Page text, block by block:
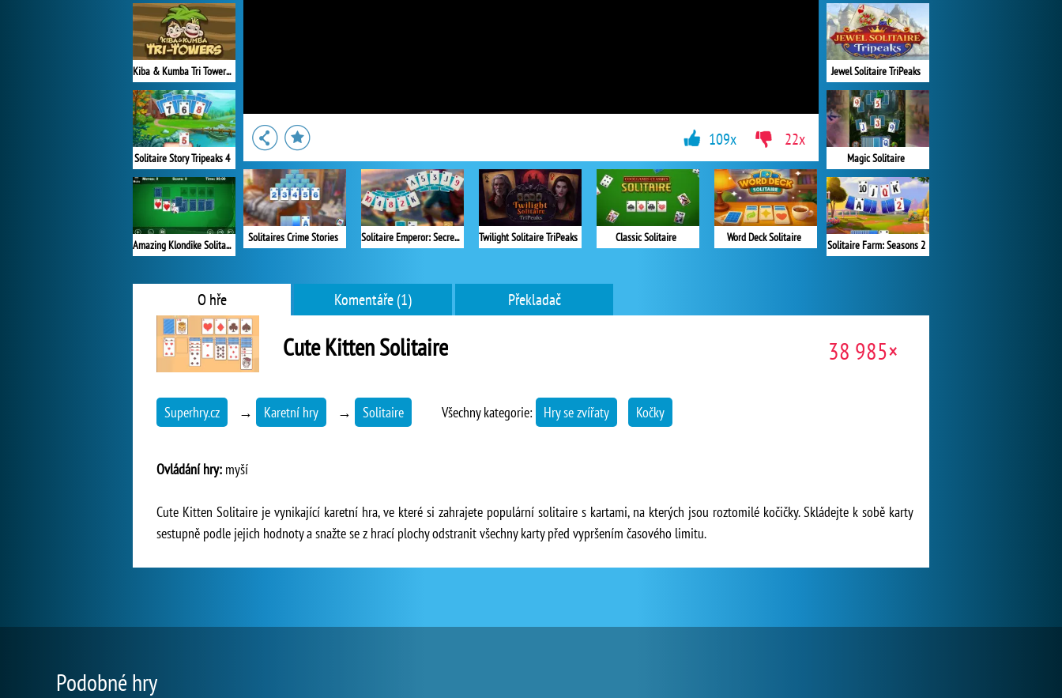
Kiba & Kumba Tri Towers Solitaire
Solitaire Story Tripeaks 4
Amazing Klondike Solitaire
Jewel Solitaire TriPeaks
Magic Solitaire
Solitaire Farm: Seasons 2
Solitaires Crime Stories Solitaire Emperor: Secrets of Fate Twilight Solitaire TriPeaks Classic Solitaire Word Deck Solitaire
109x 22x
O hře Komentáře (1) Překladač
Cute Kitten Solitaire 38 985×
Superhry.cz → Karetní hry → Solitaire Všechny kategorie: Hry se zvířaty Kočky
Ovládání hry: myší
Cute Kitten Solitaire je vynikající karetní hra, ve které si zahrajete populární solitaire s kartami, na kterých jsou roztomilé kočičky. Skládejte k sobě karty
sestupně podle jejich hodnoty a snažte se z hrací plochy odstranit všechny karty před vypršením časového limitu.
Podobné hry